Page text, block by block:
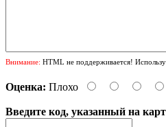
Внимание: HTML не поддерживается!
Оценка: Плохо
Введите код, указанный на